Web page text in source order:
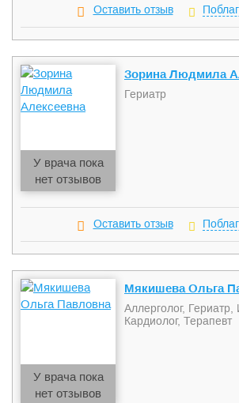
и лечение заболеваний органов
Оставить отзыв
У врача пока
нет отзывов
Зорина Людмила
Гериатр
Оставить отзыв
У врача пока
нет отзывов
Мякишева Ольга
Аллерголог, Гериатр,
Кардиолог, Терапевт